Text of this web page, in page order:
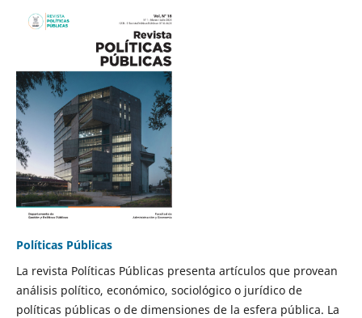
Políticas Públicas
La revista Políticas Públicas presenta artículos que provean
análisis político, económico, sociológico o jurídico de
políticas públicas o de dimensiones de la esfera pública. La